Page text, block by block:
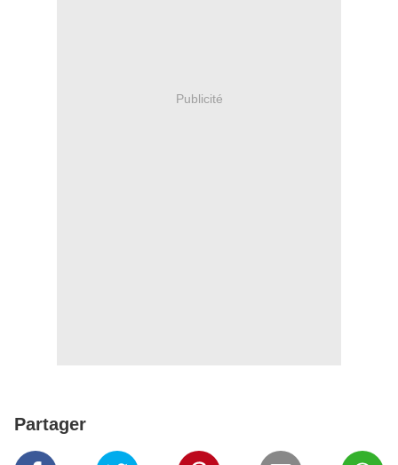
Publicité
Partager